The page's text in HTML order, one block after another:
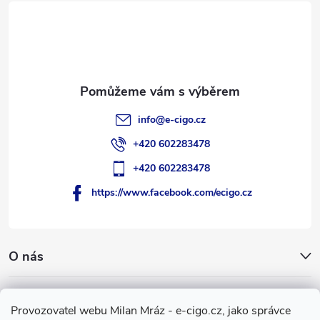
Provozovatel webu Milan Mráz - e-cigo.cz, jako správce
O nás
info@e-cigo.cz
+420 602283478
+420 602283478
https://www.facebook.com/ecigo.cz